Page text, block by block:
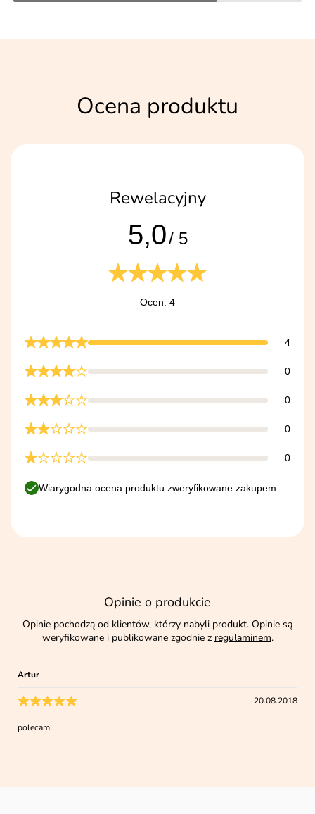
Ocena produktu
Rewelacyjny
5,0/ 5
Ocen: 4
4
0
0
0
0
Wiarygodna ocena produktu zweryfikowane zakupem.
Opinie o produkcie
Opinie pochodzą od klientów, którzy nabyli produkt. Opinie są
weryfikowane i publikowane zgodnie z regulaminem.
Artur
20.08.2018
polecam